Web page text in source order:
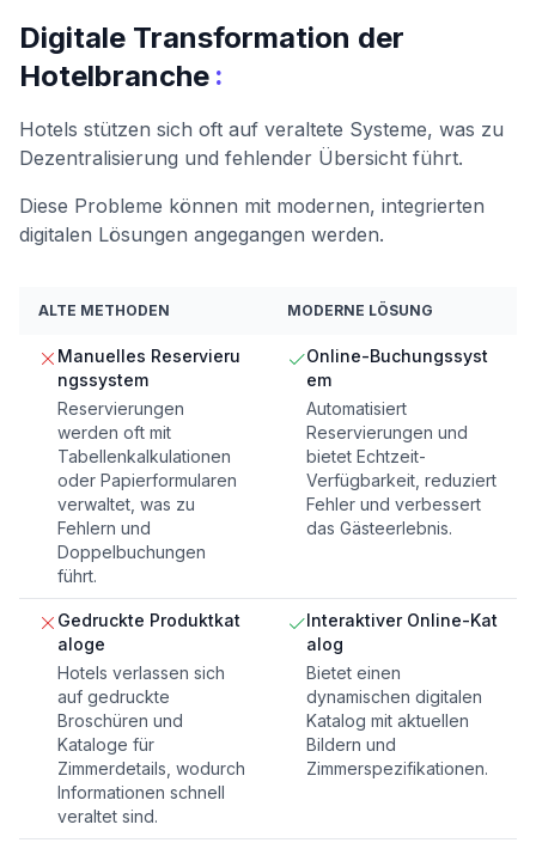
Digitale Transformation der
Hotelbranche :
Hotels stützen sich oft auf veraltete Systeme, was zu
Dezentralisierung und fehlender Übersicht führt.
Diese Probleme können mit modernen, integrierten
digitalen Lösungen angegangen werden.
ALTE METHODEN MODERNE LÖSUNG
Manuelles Reservieru
ngssystem
Reservierungen
werden oft mit
Tabellenkalkulationen
oder Papierformularen
verwaltet, was zu
Fehlern und
Doppelbuchungen
führt.
Online-Buchungssyst
em
Automatisiert
Reservierungen und
bietet Echtzeit-
Verfügbarkeit, reduziert
Fehler und verbessert
das Gästeerlebnis.
Gedruckte Produktkat
aloge
Hotels verlassen sich
auf gedruckte
Broschüren und
Kataloge für
Zimmerdetails, wodurch
Informationen schnell
veraltet sind.
Interaktiver Online-Kat
alog
Bietet einen
dynamischen digitalen
Katalog mit aktuellen
Bildern und
Zimmerspezifikationen.